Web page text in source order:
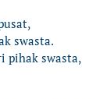
swasta.
pihak swasta,